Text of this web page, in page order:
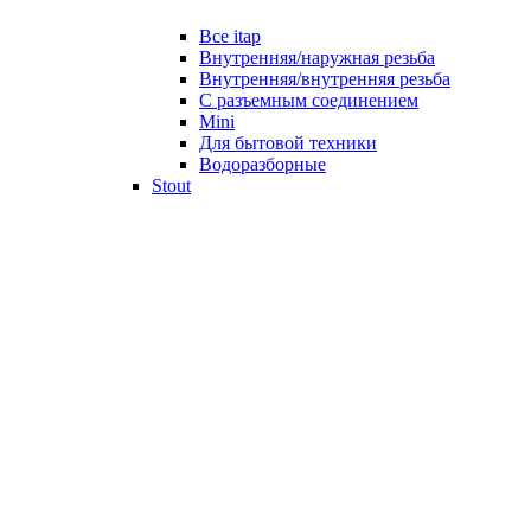
Все itap
Внутренняя/наружная резьба
Внутренняя/внутренняя резьба
С разъемным соединением
Mini
Для бытовой техники
Водоразборные
Stout